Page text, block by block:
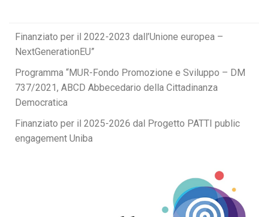
Finanziato per il 2022-2023 dall’Unione europea –
NextGenerationEU”
Programma “MUR-Fondo Promozione e Sviluppo – DM
737/2021, ABCD Abbecedario della Cittadinanza
Democratica
Finanziato per il 2025-2026 dal Progetto PATTI public
engagement Uniba